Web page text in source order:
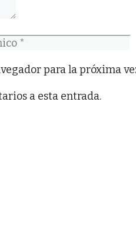
para la próxima
a esta entrada.